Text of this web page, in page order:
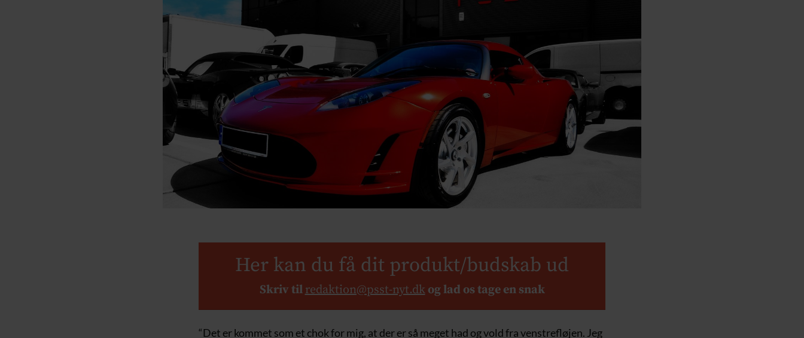
Her kan du få dit produkt/budskab ud
Skriv til redaktion@psst-nyt.dkog lad os tage en snak
“Det er kommet som et chok for mig, at der er så meget had og vold fra venstrefløjen. Jeg